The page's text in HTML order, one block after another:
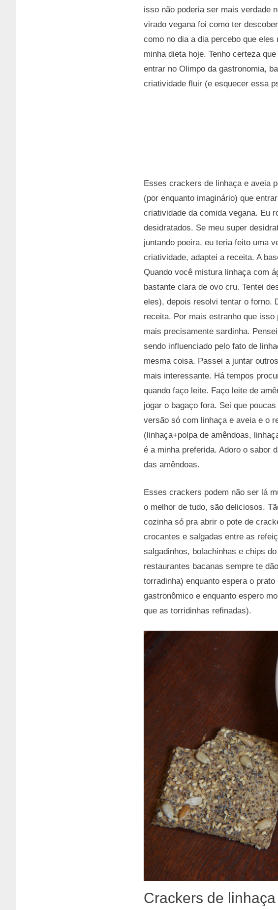
isso não poderia ser mais verdade
virado vegana foi como ter
como no dia a dia percebo que
minha dieta hoje. Tenho certeza
entrar no Olimpo da gastronomia,
criatividade fluir (e esquecer essa
Esses crackers de linhaça e aveia
(por enquanto imaginário) que
criatividade da comida vegana. Eu
desidratados. Se meu super
juntando poeira, eu teria feito uma
criatividade, adaptei a receita. A
Quando você mistura linhaça com
bastante clara de ovo cru. Tentei
eles), depois resolvi tentar o forno.
receita. Por mais estranho que
mais precisamente sardinha.
sendo influenciado pelo fato de
mesma coisa. Passei a juntar
mais interessante. Há tempos
quando faço leite. Faço leite de
jogar o bagaço fora. Sei que
versão só com linhaça e aveia e o
(linhaça+polpa de amêndoas,
é a minha preferida. Adoro o sabor
das amêndoas.
Esses crackers podem não ser lá
o melhor de tudo, são deliciosos.
cozinha só pra abrir o pote de
crocantes e salgadas entre as
salgadinhos, bolachinhas e chips
restaurantes bacanas sempre te
torradinha) enquanto espera o
gastronômico e enquanto espero
que as torridinhas refinadas).
Crackers de